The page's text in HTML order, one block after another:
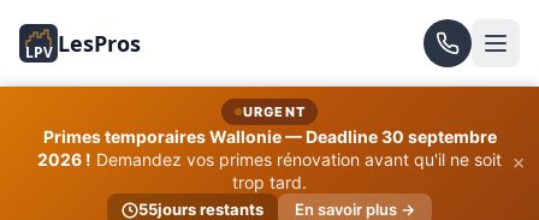
LPV LesPros
URGENT
Primes temporaires Wallonie — Deadline 30 septembre
2026 ! Demandez vos primes rénovation avant qu'il ne soit
trop tard.
55jours restants En savoir plus →
×